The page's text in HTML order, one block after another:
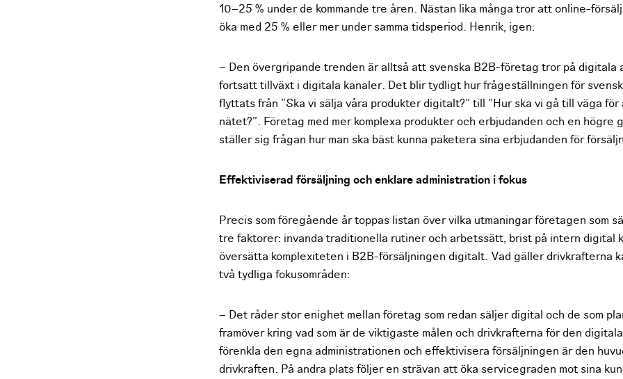
10–25 % under de kommande tre åren. Nästan lika många tror att online-
öka med 25 % eller mer under samma tidsperiod. Henrik, igen:
– Den övergripande trenden är alltså att svenska B2B-företag tror på digitala
fortsatt tillväxt i digitala kanaler. Det blir tydligt hur frågeställningen för
flyttats från ”Ska vi sälja våra produkter digitalt?” till ”Hur ska vi gå till väga för
nätet?”. Företag med mer komplexa produkter och erbjudanden och en högre
ställer sig frågan hur man ska bäst kunna paketera sina erbjudanden för
Effektiviserad försäljning och enklare administration i fokus
Precis som föregående år toppas listan över vilka utmaningar företagen som
tre faktorer: invanda traditionella rutiner och arbetssätt, brist på intern digital
översätta komplexiteten i B2B-försäljningen digitalt. Vad gäller drivkrafterna
två tydliga fokusområden:
– Det råder stor enighet mellan företag som redan säljer digital och de som
framöver kring vad som är de viktigaste målen och drivkrafterna för den
förenkla den egna administrationen och effektivisera försäljningen är den
drivkraften. På andra plats följer en strävan att öka servicegraden mot sina